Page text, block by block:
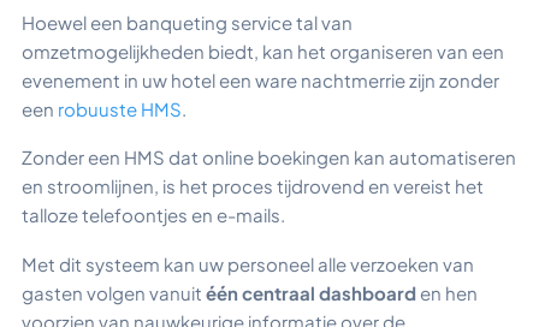
Hoewel een banqueting service tal van
omzetmogelijkheden biedt, kan het organiseren van een
evenement in uw hotel een ware nachtmerrie zijn zonder
een robuuste HMS
Zonder een HMS dat online boekingen kan automatiseren
en stroomlijnen, is het proces tijdrovend en vereist het
talloze telefoontjes en e-mails.
Met dit systeem kan uw personeel alle verzoeken van
gasten volgen vanuit één centraal dashboard en hen
voorzien van nauwkeurige informatie over de